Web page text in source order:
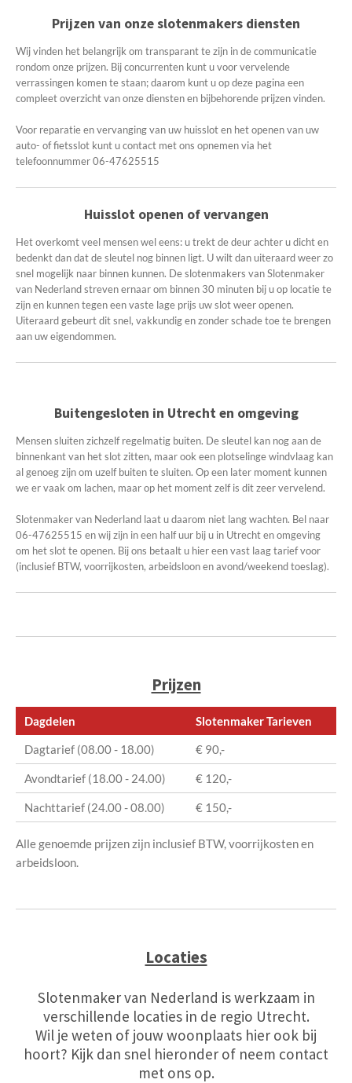
Prijzen van onze slotenmakers diensten
Wij vinden het belangrijk om transparant te zijn in de communicatie
rondom onze prijzen. Bij concurrenten kunt u voor vervelende
verrassingen komen te staan; daarom kunt u op deze pagina een
compleet overzicht van onze diensten en bijbehorende prijzen vinden.
Voor reparatie en vervanging van uw huisslot en het openen van uw
auto- of fietsslot kunt u contact met ons opnemen via het
telefoonnummer 06-47625515
Huisslot openen of vervangen
Het overkomt veel mensen wel eens: u trekt de deur achter u dicht en
bedenkt dan dat de sleutel nog binnen ligt. U wilt dan uiteraard weer zo
snel mogelijk naar binnen kunnen. De slotenmakers van Slotenmaker
van Nederland streven ernaar om binnen 30 minuten bij u op locatie te
zijn en kunnen tegen een vaste lage prijs uw slot weer openen.
Uiteraard gebeurt dit snel, vakkundig en zonder schade toe te brengen
aan uw eigendommen.
Buitengesloten in Utrecht en omgeving
Mensen sluiten zichzelf regelmatig buiten. De sleutel kan nog aan de
binnenkant van het slot zitten, maar ook een plotselinge windvlaag kan
al genoeg zijn om uzelf buiten te sluiten. Op een later moment kunnen
we er vaak om lachen, maar op het moment zelf is dit zeer vervelend.
Slotenmaker van Nederland laat u daarom niet lang wachten. Bel naar
06-47625515 en wij zijn in een half uur bij u in Utrecht en omgeving
om het slot te openen. Bij ons betaalt u hier een vast laag tarief voor
(inclusief BTW, voorrijkosten, arbeidsloon en avond/weekend toeslag).
Prijzen
Dagdelen
Slotenmaker Tarieven
Dagtarief (08.00 - 18.00)
€ 90,-
Avondtarief (18.00 - 24.00) € 120,-
Nachttarief (24.00 - 08.00) € 150,-
Alle genoemde prijzen zijn inclusief BTW, voorrijkosten en
arbeidsloon.
Locaties
Slotenmaker van Nederland is werkzaam in
verschillende locaties in de regio Utrecht.
Wil je weten of jouw woonplaats hier ook bij
hoort? Kijk dan snel hieronder of neem contact
met ons op.